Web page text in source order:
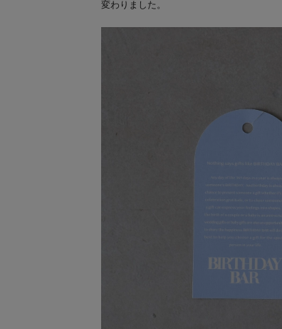
変わりました。